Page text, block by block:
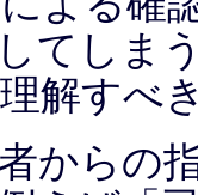
てしま
解すべ
からの